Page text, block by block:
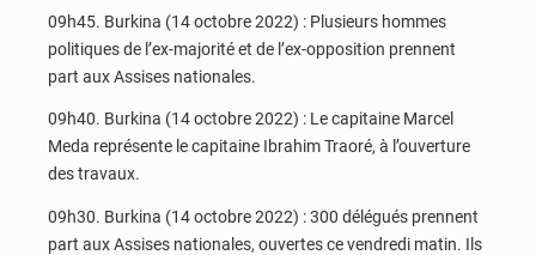
09h45. Burkina (14 octobre 2022) : Plusieurs hommes
politiques de l’ex-majorité et de l’ex-opposition prennent
part aux Assises nationales.
09h40. Burkina (14 octobre 2022) : Le capitaine Marcel
Meda représente le capitaine Ibrahim Traoré, à l’ouverture
des travaux.
09h30. Burkina (14 octobre 2022) : 300 délégués prennent
part aux Assises nationales, ouvertes ce vendredi matin. Ils